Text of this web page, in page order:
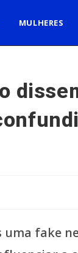
MULHERES